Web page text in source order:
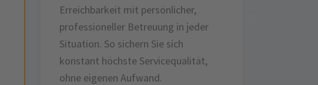
Erreichbarkeit mit persönlicher,
professioneller Betreuung in jeder
Situation. So sichern Sie sich
konstant höchste Servicequalität,
ohne eigenen Aufwand.